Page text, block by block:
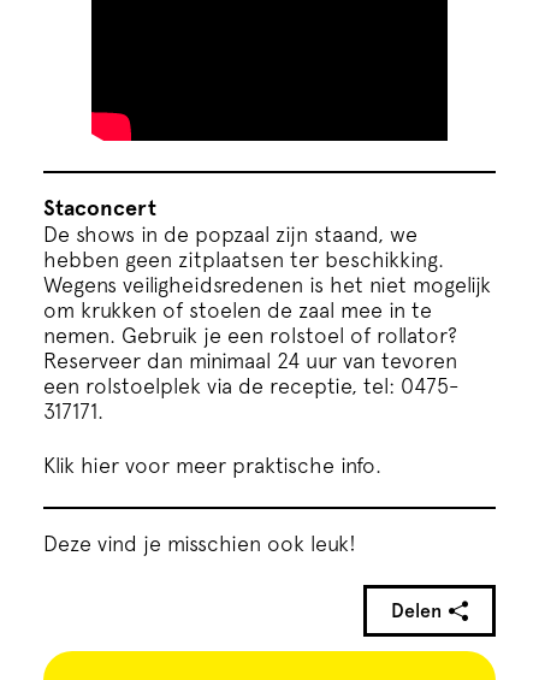
Staconcert
De shows in de popzaal zijn staand, we
hebben geen zitplaatsen ter beschikking.
Wegens veiligheidsredenen is het niet mogelijk
om krukken of stoelen de zaal mee in te
nemen. Gebruik je een rolstoel of rollator?
Reserveer dan minimaal 24 uur van tevoren
een rolstoelplek via de receptie, tel: 0475-
317171.
Klik hier voor meer praktische info.
Deze vind je misschien ook leuk!
Delen